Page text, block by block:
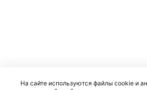
На сайте используются файлы cookie и